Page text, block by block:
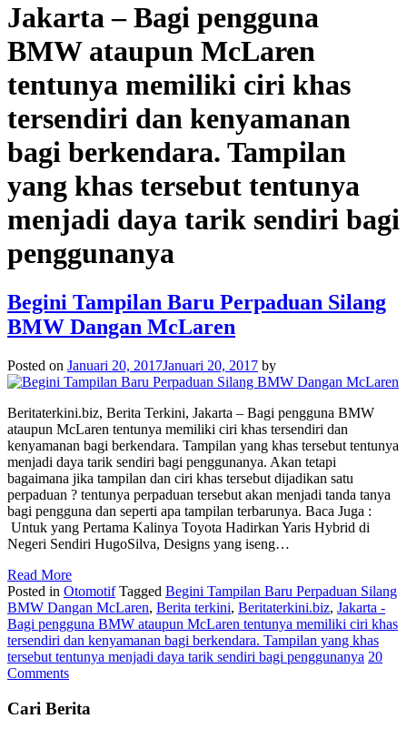
Jakarta – Bagi pengguna
BMW ataupun McLaren
tentunya memiliki ciri khas
tersendiri dan kenyamanan
bagi berkendara. Tampilan
yang khas tersebut tentunya
menjadi daya tarik sendiri bagi
penggunanya
Begini Tampilan Baru Perpaduan Silang
BMW Dangan McLaren
Posted on Januari 20, 2017Januari 20, 2017 by
Beritaterkini.biz, Berita Terkini, Jakarta – Bagi pengguna BMW
ataupun McLaren tentunya memiliki ciri khas tersendiri dan
kenyamanan bagi berkendara. Tampilan yang khas tersebut tentunya
menjadi daya tarik sendiri bagi penggunanya. Akan tetapi
bagaimana jika tampilan dan ciri khas tersebut dijadikan satu
perpaduan ? tentunya perpaduan tersebut akan menjadi tanda tanya
bagi pengguna dan seperti apa tampilan terbarunya. Baca Juga :
Untuk yang Pertama Kalinya Toyota Hadirkan Yaris Hybrid di
Negeri Sendiri HugoSilva, Designs yang iseng…
Read More
Posted in Otomotif Tagged Begini Tampilan Baru Perpaduan Silang
BMW Dangan McLaren, Berita terkini, Beritaterkini.biz, Jakarta -
Bagi pengguna BMW ataupun McLaren tentunya memiliki ciri khas
tersendiri dan kenyamanan bagi berkendara. Tampilan yang khas
tersebut tentunya menjadi daya tarik sendiri bagi penggunanya 20
Comments
Cari Berita